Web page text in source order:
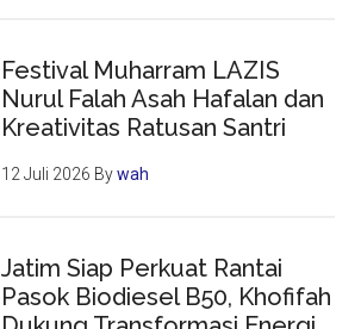
Festival Muharram LAZIS
Nurul Falah Asah Hafalan dan
Kreativitas Ratusan Santri
12 Juli 2026 Bywah
Jatim Siap Perkuat Rantai
Pasok Biodiesel B50, Khofifah